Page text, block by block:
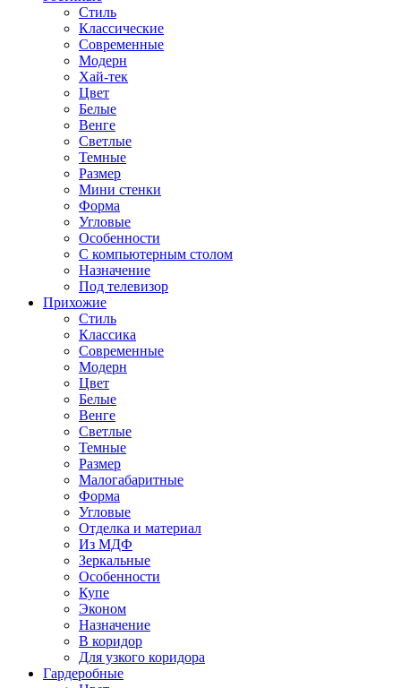
Стиль
Классические
Современные
Модерн
Хай-тек
Цвет
Белые
Венге
Светлые
Темные
Размер
Мини стенки
Форма
Угловые
Особенности
С компьютерным столом
Назначение
Под телевизор
Прихожие
Стиль
Классика
Современные
Модерн
Цвет
Белые
Венге
Светлые
Темные
Размер
Малогабаритные
Форма
Угловые
Отделка и материал
Из МДФ
Зеркальные
Особенности
Купе
Эконом
Назначение
В коридор
Для узкого коридора
Гардеробные